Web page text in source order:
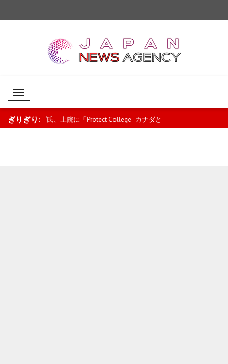
Mobil Menü
ぎりぎり:
College カナダとベナンの関係が新たな段階